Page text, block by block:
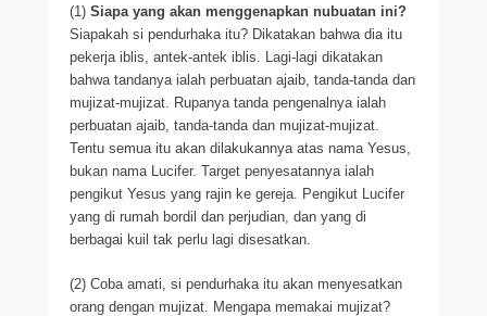
(1) Siapa yang akan menggenapkan nubuatan ini?
Siapakah si pendurhaka itu? Dikatakan bahwa dia itu
pekerja iblis, antek-antek iblis. Lagi-lagi dikatakan
bahwa tandanya ialah perbuatan ajaib, tanda-tanda dan
mujizat-mujizat. Rupanya tanda pengenalnya ialah
perbuatan ajaib, tanda-tanda dan mujizat-mujizat.
Tentu semua itu akan dilakukannya atas nama Yesus,
bukan nama Lucifer. Target penyesatannya ialah
pengikut Yesus yang rajin ke gereja. Pengikut Lucifer
yang di rumah bordil dan perjudian, dan yang di
berbagai kuil tak perlu lagi disesatkan.
(2) Coba amati, si pendurhaka itu akan menyesatkan
orang dengan mujizat. Mengapa memakai mujizat?